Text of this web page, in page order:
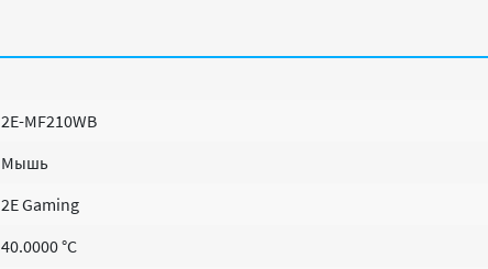
2E-MF210WB
Мышь
2E Gaming
40.0000 °C